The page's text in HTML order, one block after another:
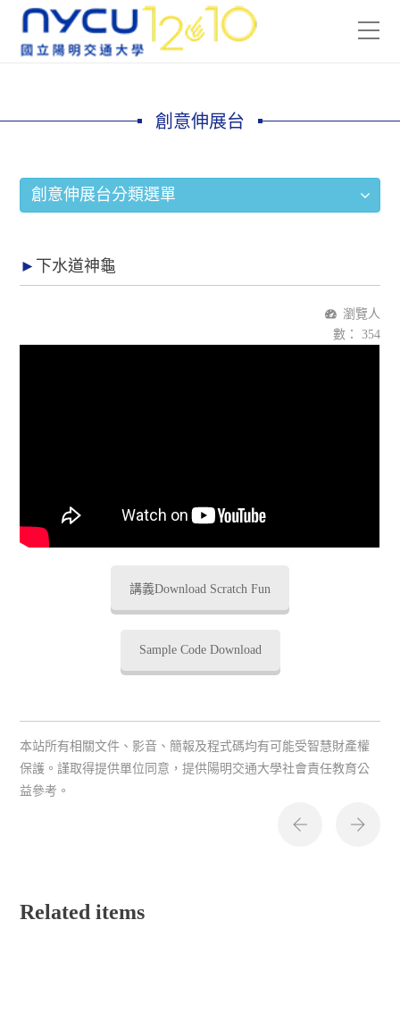
創意伸展台
創意伸展台分類選單
下水道神龜
瀏覽人
數： 354
講義Download Scratch Fun
Sample Code Download
本站所有相關文件、影音、簡報及程式碼均有可能受智慧財產權
保護。謹取得提供單位同意，提供陽明交通大學社會責任教育公
益參考。
Related items